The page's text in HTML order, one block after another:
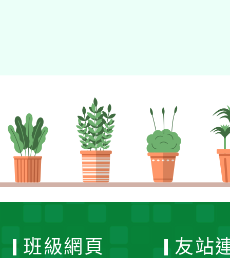
班級網頁 友站